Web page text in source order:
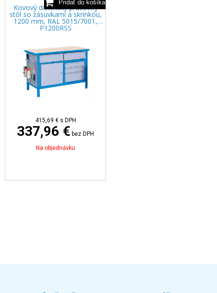
Kovový dielenský pracovný
stôl so zásuvkami a skrinkou,
1200 mm, RAL 5015/7001,
P1200RSS
415,69 € s DPH
337,96 € bez DPH
Na objednávku